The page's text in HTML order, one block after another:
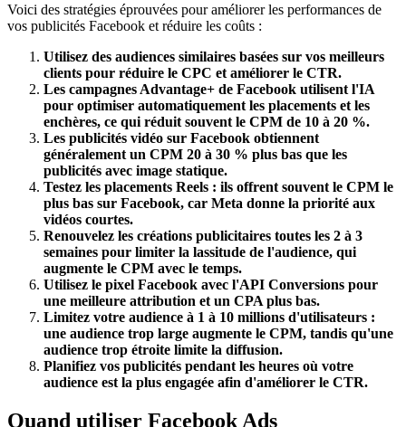
Voici des stratégies éprouvées pour améliorer les performances de
vos publicités Facebook et réduire les coûts :
Utilisez des audiences similaires basées sur vos meilleurs
clients pour réduire le CPC et améliorer le CTR.
Les campagnes Advantage+ de Facebook utilisent l'IA
pour optimiser automatiquement les placements et les
enchères, ce qui réduit souvent le CPM de 10 à 20 %.
Les publicités vidéo sur Facebook obtiennent
généralement un CPM 20 à 30 % plus bas que les
publicités avec image statique.
Testez les placements Reels : ils offrent souvent le CPM le
plus bas sur Facebook, car Meta donne la priorité aux
vidéos courtes.
Renouvelez les créations publicitaires toutes les 2 à 3
semaines pour limiter la lassitude de l'audience, qui
augmente le CPM avec le temps.
Utilisez le pixel Facebook avec l'API Conversions pour
une meilleure attribution et un CPA plus bas.
Limitez votre audience à 1 à 10 millions d'utilisateurs :
une audience trop large augmente le CPM, tandis qu'une
audience trop étroite limite la diffusion.
Planifiez vos publicités pendant les heures où votre
audience est la plus engagée afin d'améliorer le CTR.
Quand utiliser Facebook Ads